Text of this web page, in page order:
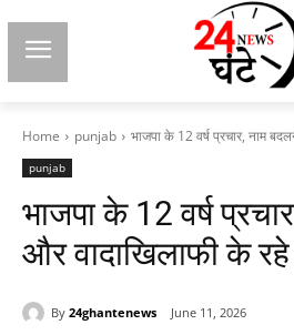
Home punjab भाजपा के 12 वर्ष प्रचार, नाम
punjab
भाजपा के 12 वर्ष
और वादाखिलाफी के
By 24ghantenews June 11, 2026